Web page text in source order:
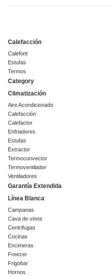
Calefacción
Calefont
Estufas
Termos
Category
Climatización
Aire Acondicionado
Calefacción
Calefactor
Enfriadores
Estufas
Extractor
Termoconvector
Termoventilador
Ventiladores
Garantía Extendida
Línea Blanca
Campanas
Cava de vinos
Centrifugas
Cocinas
Encimeras
Freezer
Frigobar
Hornos